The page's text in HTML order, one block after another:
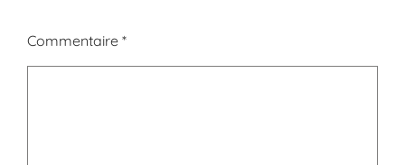
Commentaire *